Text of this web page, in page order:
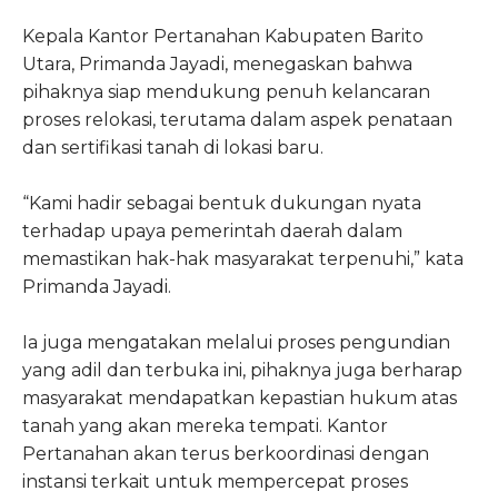
Kepala Kantor Pertanahan Kabupaten Barito
Utara, Primanda Jayadi, menegaskan bahwa
pihaknya siap mendukung penuh kelancaran
proses relokasi, terutama dalam aspek penataan
dan sertifikasi tanah di lokasi baru.
“Kami hadir sebagai bentuk dukungan nyata
terhadap upaya pemerintah daerah dalam
memastikan hak-hak masyarakat terpenuhi,” kata
Primanda Jayadi.
Ia juga mengatakan melalui proses pengundian
yang adil dan terbuka ini, pihaknya juga berharap
masyarakat mendapatkan kepastian hukum atas
tanah yang akan mereka tempati. Kantor
Pertanahan akan terus berkoordinasi dengan
instansi terkait untuk mempercepat proses